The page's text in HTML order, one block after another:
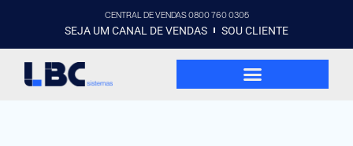
CENTRAL DE VENDAS 0800 760 0305
SEJA UM CANAL DE VENDAS SOU CLIENTE